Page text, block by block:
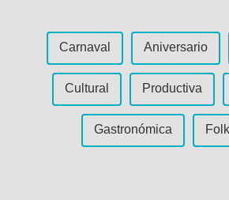
Carnaval Aniversario
Cultural Productiva
Gastronómica